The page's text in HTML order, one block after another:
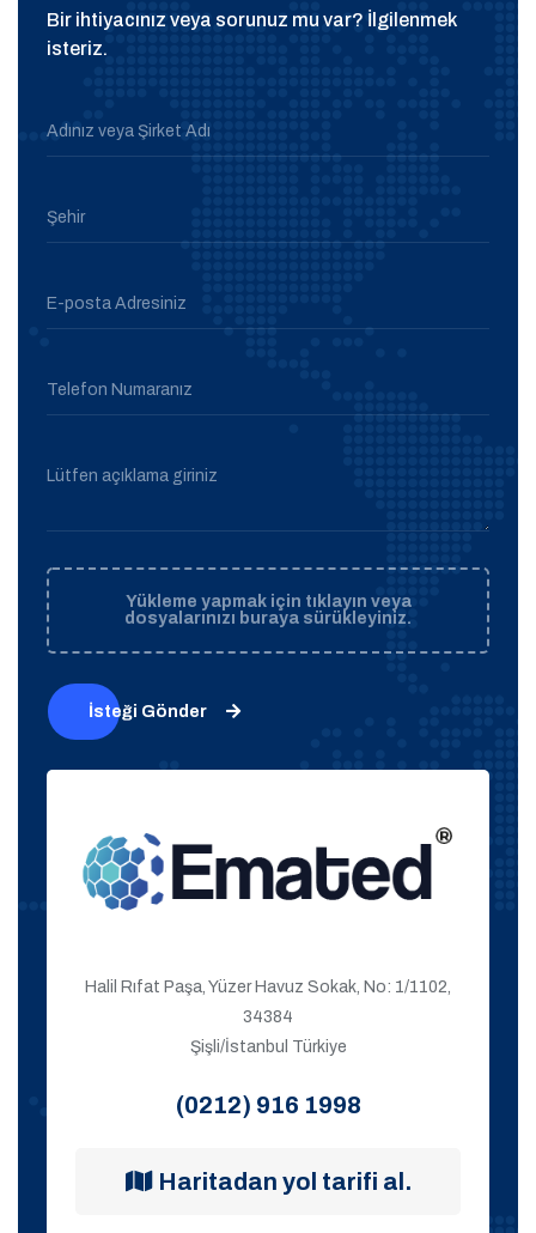
Bir ihtiyacınız veya sorunuz mu var? İlgilenmek
isteriz.
Adınız veya Şirket Adı
Şehir
E-posta Adresiniz
Telefon Numaranız
Lütfen açıklama giriniz
Yükleme yapmak için tıklayın veya
dosyalarınızı buraya sürükleyiniz.
İsteği Gönder
Halil Rıfat Paşa, Yüzer Havuz Sokak, No: 1/1102,
34384
Şişli/İstanbul Türkiye
(0212) 916 1998
Haritadan yol tarifi al.